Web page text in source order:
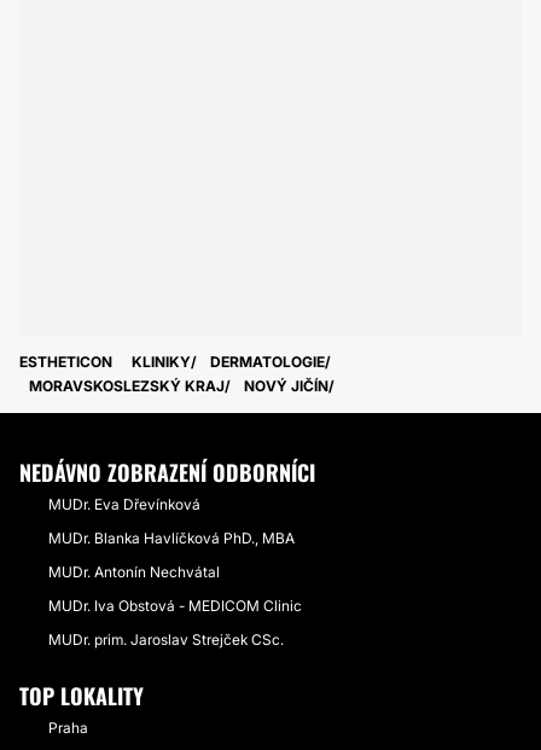
ESTHETICON KLINIKY
DERMATOLOGIE
MORAVSKOSLEZSKÝ KRAJ
NOVÝ JIČÍN
NEDÁVNO ZOBRAZENÍ ODBORNÍCI
MUDr. Eva Dřevínková
MUDr. Blanka Havlíčková PhD., MBA
MUDr. Antonín Nechvátal
MUDr. Iva Obstová - MEDICOM Clinic
MUDr. prim. Jaroslav Strejček CSc.
TOP LOKALITY
Praha